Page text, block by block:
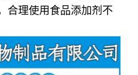
合理使用食品添加剂不